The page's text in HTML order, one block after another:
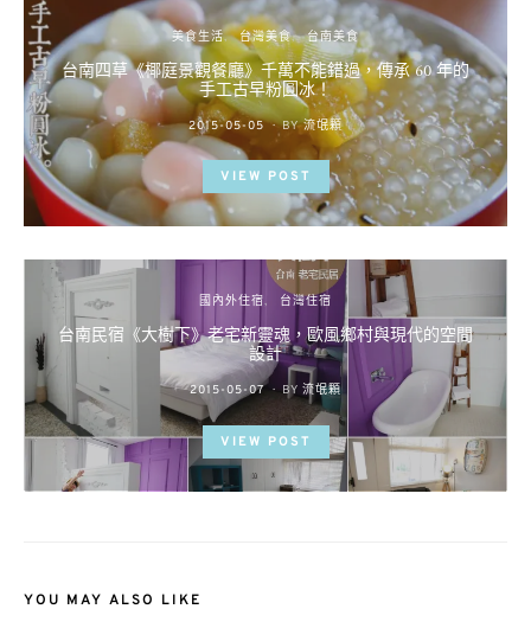
美食生活 台灣美食 台南美食
台南四草《椰庭景觀餐廳》千萬不能錯過，傳承 60 年的
手工古早粉圓冰！
POSTED
ON
2015-05-05 BY 流氓顆
VIEW POST
國內外住宿 台灣住宿
台南民宿《大樹下》老宅新靈魂，歐風鄉村與現代的空間
設計
POSTED
ON
2015-05-07 BY 流氓顆
VIEW POST
YOU MAY ALSO LIKE